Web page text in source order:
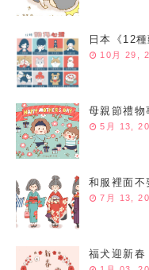
日本《12
10月 29,
母親節禮物
5月 13,
和服裡面不
7月 13,
福犬迎新春